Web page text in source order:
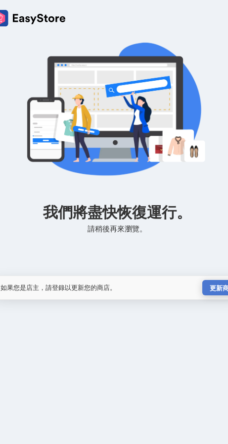
我們將盡快恢復運行。
請稍後再來瀏覽。
如果您是店主，請登錄以更新您的商店。 更新